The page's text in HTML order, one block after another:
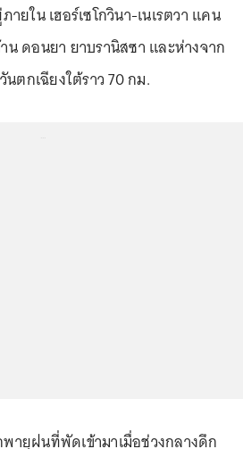
ยใน เฮอร์เซโกวินา-เนเรตวา แคน
ดอนยา ยาบรานิสซา และห่างจาก
นตกเฉียงใต้ราว 70 กม.
ายุฝนที่พัดเข้ามาเมื่อช่วงกลางดึก